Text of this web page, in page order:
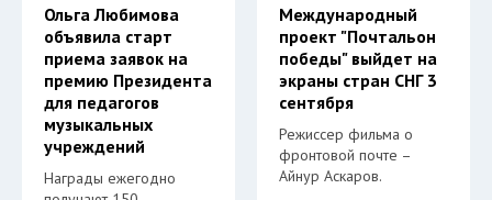
Ольга Любимова
объявила старт
приема заявок на
премию Президента
для педагогов
музыкальных
учреждений
Награды ежегодно
Международный
проект "Почтальон
победы" выйдет на
экраны стран СНГ 3
сентября
Режиссер фильма о
фронтовой почте –
Айнур Аскаров.